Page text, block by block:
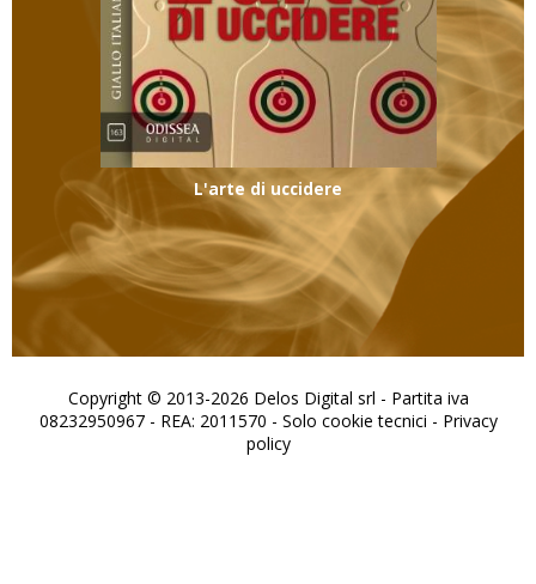
L'arte di uccidere
Copyright © 2013-2026 Delos Digital srl - Partita iva
08232950967 - REA: 2011570 - Solo cookie tecnici - Privacy
policy